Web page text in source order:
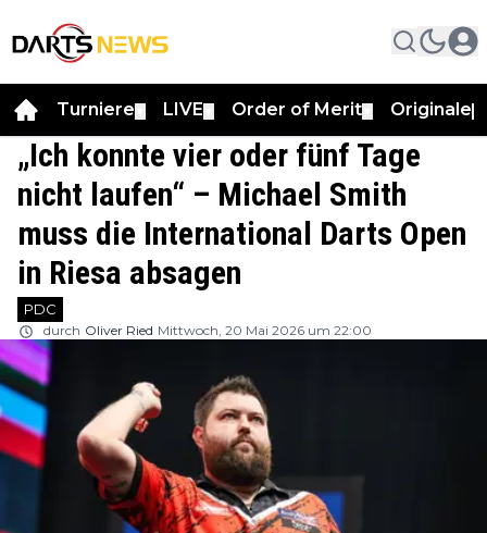
Turniere LIVE Order of Merit Originale
„Ich konnte vier oder fünf Tage
nicht laufen“ – Michael Smith
muss die International Darts Open
in Riesa absagen
PDC
durch Oliver Ried Mittwoch, 20 Mai 2026 um 22:00